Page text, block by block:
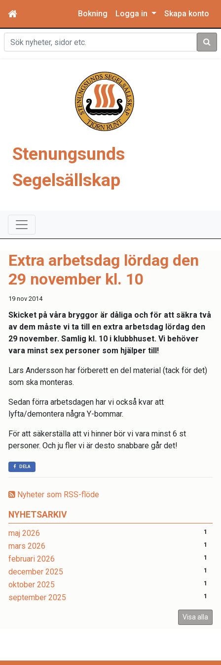
Bokning Logga in Skapa konto
Sök
Stenungsunds
Segelsällskap
Nyheter som RSS-flöde
NYHETSARKIV
maj 2026 1
mars 2026 1
februari 2026 1
december 2025 1
oktober 2025 1
september 2025 1
Visa alla
Extra arbetsdag lördag den
29 november kl. 10
19 nov 2014
Skicket på våra bryggor är dåliga och för att säkra två
av dem måste vi ta till en extra arbetsdag lördag den
29 november. Samlig kl. 10 i klubbhuset. Vi behöver
vara minst sex personer som hjälper till!
Lars Andersson har förberett en del material (tack för det)
som ska monteras.
Sedan förra arbetsdagen har vi också kvar att
lyfta/demontera några Y-bommar.
För att säkerställa att vi hinner bör vi vara minst 6 st
personer. Och ju fler vi är desto snabbare går det!
DELA